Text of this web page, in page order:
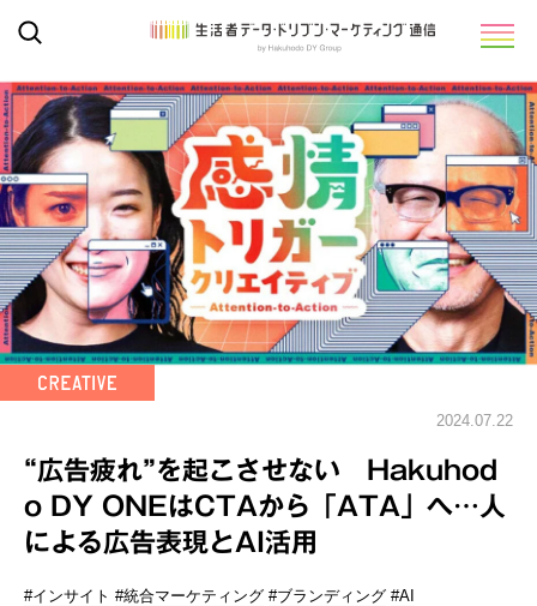
2024.07.22
“広告疲れ”を起こさせない Hakuhod
o DY ONEはCTAから「ATA」へ…人
による広告表現とAI活用
#インサイト #統合マーケティング #ブランディング #AI